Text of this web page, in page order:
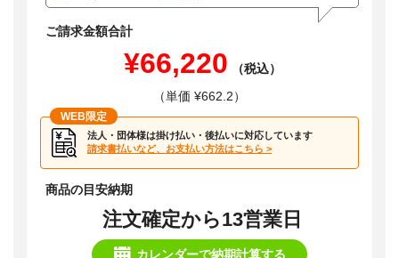
ご請求金額合計
¥66,220
（税込）
（単価 ¥662.2）
WEB限定
法人・団体様は掛け払い・後払いに対応しています
請求書払いなど、お支払い方法はこちら >
商品の目安納期
注文確定から13営業日
カレンダーで納期計算する